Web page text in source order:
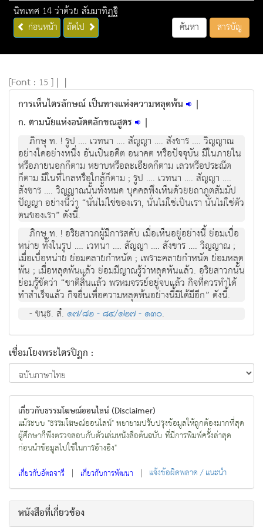
นิทเทศ 14 ว่าด้วย สัมมาทิฏฐิ
ก่อนหน้า ถัดไป ค้นหา สารบัญ
[Font : 15 ] | |
การเห็นไตรลักษณ์ เป็นทางแห่งความหลุดพ้น
|
ก. ตามนัยแห่งอนัตตลักขณสูตร
|
ภิกษุ ท. ! รูป …. เวทนา …. สัญญา …. สังขาร …. วิญญาณ
อย่างใดอย่างหนึ่ง อันเป็นอดีต อนาคต หรือปัจจุบัน มีในภายใน
หรือภายนอกก็ตาม หยาบหรือละเอียดก็ตาม เลวหรือประณีต
ก็ตาม มีในที่ไกลหรือใกล้ก็ตาม ; รูป …. เวทนา …. สัญญา ….
สังขาร …. วิญญาณนั้นทั้งหมด บุคคลพึงเห็นด้วยยถาภูตสัมมัป
ปัญญา อย่างนี้ว่า “นั่นไม่ใช่ของเรา, นั่นไม่ใช่เป็นเรา นั่นไม่ใช่ตัว
ตนของเรา” ดังนี้.
ภิกษุ ท. ! อริยสาวกผู้มีการสดับ เมื่อเห็นอยู่อย่างนี้ ย่อมเบื่อ
หน่าย ทั้งในรูป …. เวทนา …. สัญญา …. สังขาร …. วิญญาณ ;
เมื่อเบื่อหน่าย ย่อมคลายกำหนัด ; เพราะคลายกำหนัด ย่อมหลุด
พ้น ; เมื่อหลุดพ้นแล้ว ย่อมมีญาณรู้ว่าหลุดพ้นแล้ว. อริยสาวกนั้น
ย่อมรู้ชัดว่า “ชาติสิ้นแล้ว พรหมจรรย์อยู่จบแล้ว กิจที่ควรทำได้
ทำสำเร็จแล้ว กิจอื่นเพื่อความหลุดพ้นอย่างนี้มิได้มีอีก” ดังนี้.
- ขนฺธ. สํ.๑๗/๘๒ - ๘๔/๑๒๗ - ๑๓๐.
เชื่อมโยงพระไตรปิฏก :
เกี่ยวกับธรรมโฆษณ์ออนไลน์ (Disclaimer)
แม้ระบบ "ธรรมโฆษณ์ออนไลน์" พยายามปรับปรุงข้อมูลให้ถูกต้องมากที่สุด
ผู้ศึกษาก็พึงตรวจสอบกับตัวเล่มหนังสือต้นฉบับ ที่มีการพิมพ์ครั้งล่าสุด
ก่อนนำข้อมูลไปใช้ในการอ้างอิง"
เกี่ยวกับอัตถจารี | เกี่ยวกับการพัฒนา | แจ้งข้อผิดพลาด / แนะนำ
หนังสือที่เกี่ยวข้อง